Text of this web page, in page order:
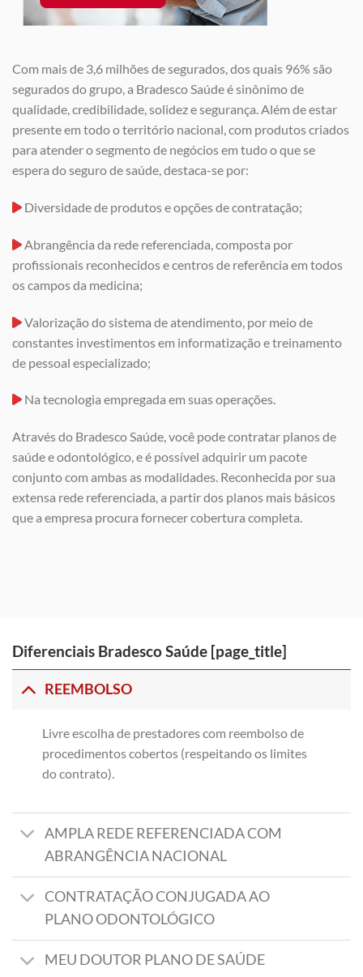
Com mais de 3,6 milhões de segurados, dos quais 96% são
segurados do grupo, a Bradesco Saúde é sinônimo de
qualidade, credibilidade, solidez e segurança. Além de estar
presente em todo o território nacional, com produtos criados
para atender o segmento de negócios em tudo o que se
espera do seguro de saúde, destaca-se por:
Diversidade de produtos e opções de contratação;
Abrangência da rede referenciada, composta por
profissionais reconhecidos e centros de referência em todos
os campos da medicina;
Valorização do sistema de atendimento, por meio de
constantes investimentos em informatização e treinamento
de pessoal especializado;
Na tecnologia empregada em suas operações.
Através do Bradesco Saúde, você pode contratar planos de
saúde e odontológico, e é possível adquirir um pacote
conjunto com ambas as modalidades. Reconhecida por sua
extensa rede referenciada, a partir dos planos mais básicos
que a empresa procura fornecer cobertura completa.
Diferenciais Bradesco Saúde [page_title]
REEMBOLSO
Livre escolha de prestadores com reembolso de
procedimentos cobertos (respeitando os limites
do contrato).
AMPLA REDE REFERENCIADA COM
ABRANGÊNCIA NACIONAL
CONTRATAÇÃO CONJUGADA AO
PLANO ODONTOLÓGICO
MEU DOUTOR PLANO DE SAÚDE